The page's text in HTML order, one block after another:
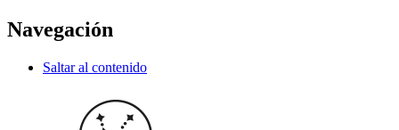
Navegación
Saltar al contenido